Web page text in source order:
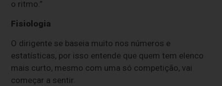
o ritmo.”
Fisiologia
O dirigente se baseia muito nos números e
estatísticas, por isso entende que quem tem elenco
mais curto, mesmo com uma só competição, vai
começar a sentir.